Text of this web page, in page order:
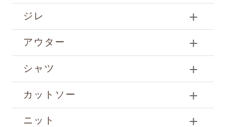
ジレ
アウター
シャツ
カットソー
ニット